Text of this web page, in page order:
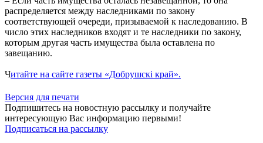
распределяется между наследниками по закону
соответствующей очереди, призываемой к наследованию. В
число этих наследников входят и те наследники по закону,
которым другая часть имущества была оставлена по
завещанию.
Читайте на сайте газеты «Добрушскi край».
Версия для печати
Подпишитесь на новостную рассылку и получайте
интересующую Вас информацию первыми!
Подписаться на рассылку